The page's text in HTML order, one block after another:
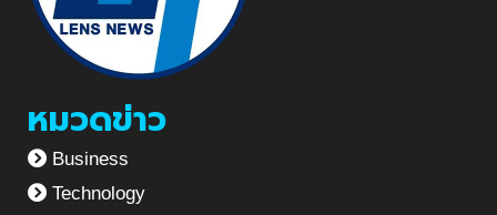
หมวดข่าว
Business
Technology